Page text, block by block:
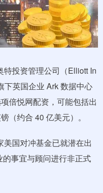
投资管理公司（Elliott In
下英国企业 Ark 数据中心
倍悦网配资，可能包括出
（约合 40 亿美元）。
国对冲基金已就潜在出
事宜与顾问进行非正式